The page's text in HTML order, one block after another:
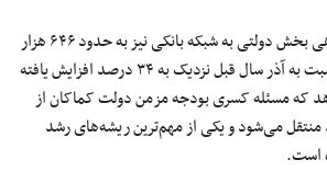
او همچنین تأکید کرده بدهی بخش دولتی به شبکه بانکی نیز به حدود ۶۴۶ هزار
میلیارد تومان رسیده که نسبت به آذر سال قبل نزدیک به ۳۴ درصد افزایش یافته
که مسئله کسری بودجه مزمن دولت کماکان از
منتقل می‌شود و یکی از مهم‌ترین ریشه‌های رشد
است.